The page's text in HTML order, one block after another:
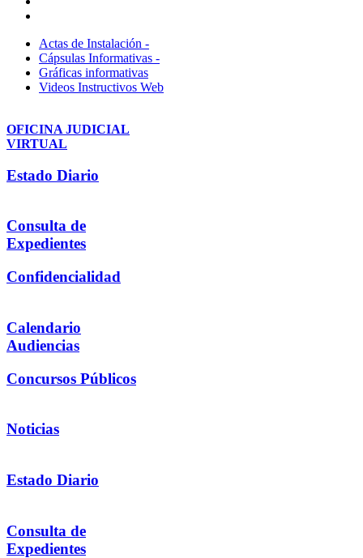
Actas de Instalación -
Cápsulas Informativas -
Gráficas informativas
Videos Instructivos Web
OFICINA JUDICIAL
VIRTUAL
Estado Diario
Consulta de
Expedientes
Confidencialidad
Calendario
Audiencias
Concursos Públicos
Noticias
Estado Diario
Consulta de
Expedientes